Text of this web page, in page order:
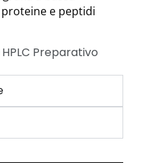
e peptidi
Preparativo